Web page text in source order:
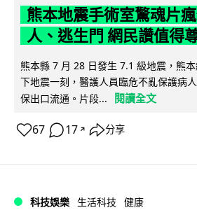
熊本地震手術室驚魂片
人、逃生門 網民讚值得
熊本縣 7 月 28 日發生 7.1 級地震，熊
下地震一刻，醫護人員臨危不亂保護病
保出口流通。片段...
閱讀全文
67 17 ↗ 分享
科技娛樂 生活科技 健康